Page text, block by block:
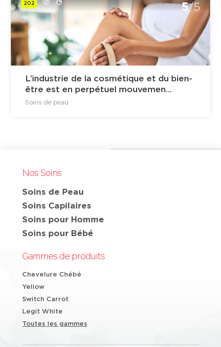
202 5/5
L’industrie de la cosmétique et du bien-
être est en perpétuel mouvemen...
Soins de peau
Nos Soins
Soins de Peau
Soins Capilaires
Soins pour Homme
Soins pour Bébé
Gammes de produits
Chevelure Chébé
Yellow
Switch Carrot
Legit White
Toutes les gammes